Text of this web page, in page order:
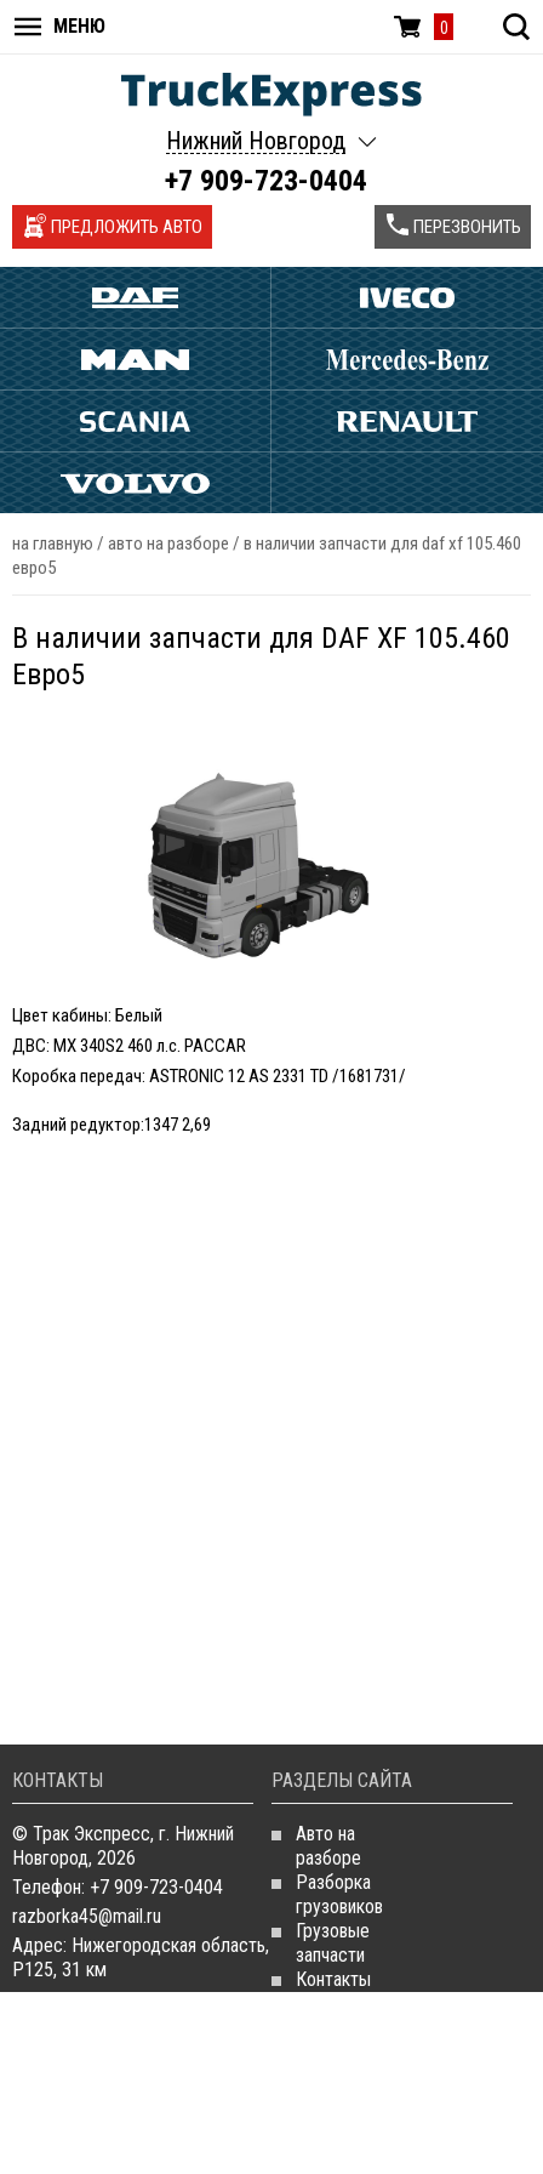
МЕНЮ 0
Нижний Новгород
+7 909-723-0404
ПРЕДЛОЖИТЬ АВТО
на главную / авто на разборе / в наличии запчасти для daf xf 105.460
евро5
В наличии запчасти для DAF XF 105.460
Евро5
Цвет кабины: Белый
ДВС: MX 340S2 460 л.с. PACCAR
Коробка передач: ASTRONIC 12 AS 2331 TD /1681731/
Задний редуктор:1347 2,69
КОНТАКТЫ
© Трак Экспресс, г. Нижний
Новгород, 2026
Телефон: +7 909-723-0404
razborka45@mail.ru
Адрес: Нижегородская область,
Р125, 31 км
РАЗДЕЛЫ САЙТА
Авто на
разборе
Разборка
грузовиков
Грузовые
запчасти
Контакты